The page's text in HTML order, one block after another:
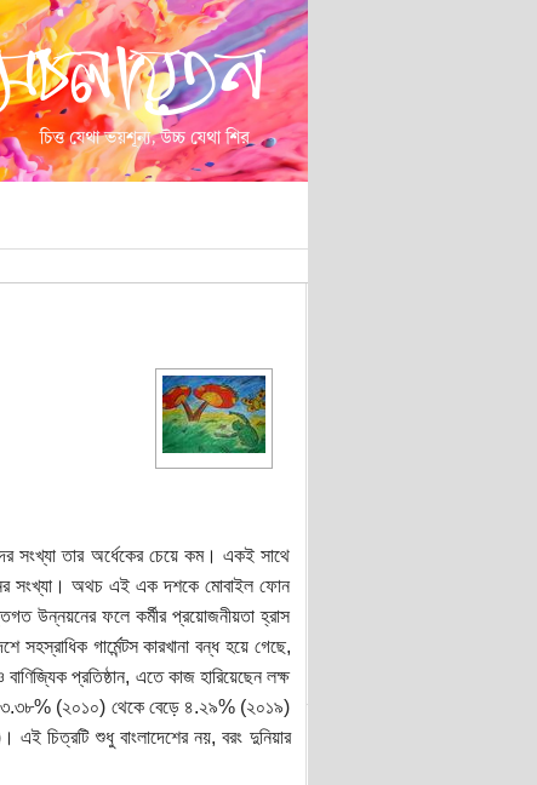
তার অর্ধেকের চেয়ে কম। একই সাথে
সংখ্যা। অথচ এই এক দশকে মোবাইল ফোন
উন্নয়নের ফলে কর্মীর প্রয়োজনীয়তা হ্রাস
গার্মেন্টস কারখানা বন্ধ হয়ে গেছে,
প্রতিষ্ঠান, এতে কাজ হারিয়েছেন লক্ষ
৩.৩৮% (২০১০) থেকে বেড়ে ৪.২৯% (২০১৯)
চিত্রটি শুধু বাংলাদেশের নয়, বরং দুনিয়ার